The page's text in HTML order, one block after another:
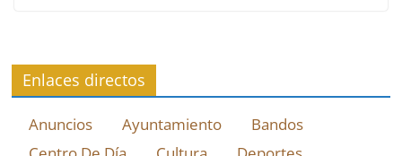
Enlaces directos
Anuncios Ayuntamiento
Bandos